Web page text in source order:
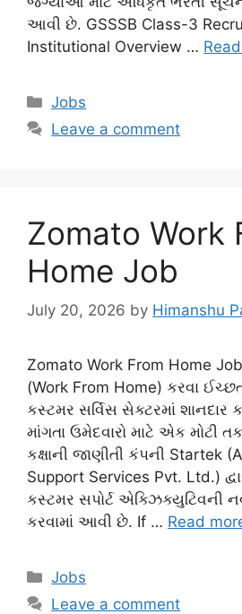
આવી છે. GSSSB Class-3
Institutional Overview …
Categories
Jobs
Leave a comment
Zomato Work
Home Job
July 20, 2026 by Himanshu
Zomato Work From Home
(Work From Home) કરવા
કસ્ટમર સર્વિસ સેક્ટરમાં શાનદાર
માંગતા ઉમેદવારો માટે એક મોટી
કક્ષાની જાણીતી કંપની Startek
Support Services Pvt. Ltd.)
કસ્ટમર સપોર્ટ એક્ઝિક્યુટિવની
કરવામાં આવી છે. If … Read
Categories
Jobs
Leave a comment